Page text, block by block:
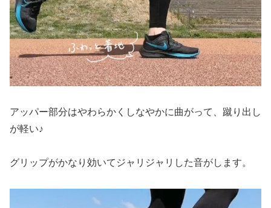
アッパー部分はやわらかくしなやかに曲がって、蹴り出し
が軽い♪
グリップがかなり効いてジャリジャリした音がします。